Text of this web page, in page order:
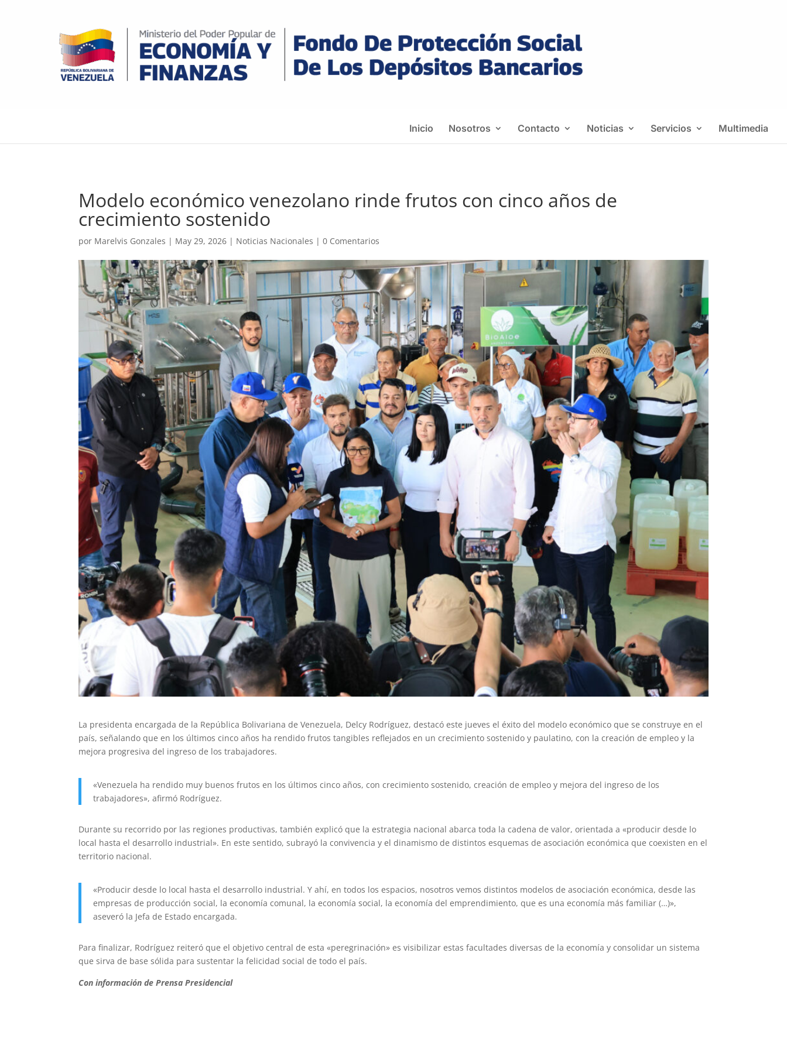
Inicio Nosotros Contacto Noticias Servicios Multimedia
Modelo económico venezolano rinde frutos con cinco años de
crecimiento sostenido
por Marelvis Gonzales | May 29, 2026 | Noticias Nacionales |0 Comentarios
La presidenta encargada de la República Bolivariana de Venezuela, Delcy Rodríguez, destacó este jueves el éxito del modelo económico que se construye en el
país, señalando que en los últimos cinco años ha rendido frutos tangibles reflejados en un crecimiento sostenido y paulatino, con la creación de empleo y la
mejora progresiva del ingreso de los trabajadores.
«Venezuela ha rendido muy buenos frutos en los últimos cinco años, con crecimiento sostenido, creación de empleo y mejora del ingreso de los
trabajadores», afirmó Rodríguez.
Durante su recorrido por las regiones productivas, también explicó que la estrategia nacional abarca toda la cadena de valor, orientada a «producir desde lo
local hasta el desarrollo industrial». En este sentido, subrayó la convivencia y el dinamismo de distintos esquemas de asociación económica que coexisten en el
territorio nacional.
«Producir desde lo local hasta el desarrollo industrial. Y ahí, en todos los espacios, nosotros vemos distintos modelos de asociación económica, desde las
empresas de producción social, la economía comunal, la economía social, la economía del emprendimiento, que es una economía más familiar (…)»,
aseveró la Jefa de Estado encargada.
Para finalizar, Rodríguez reiteró que el objetivo central de esta «peregrinación» es visibilizar estas facultades diversas de la economía y consolidar un sistema
que sirva de base sólida para sustentar la felicidad social de todo el país.
Con información de Prensa Presidencial